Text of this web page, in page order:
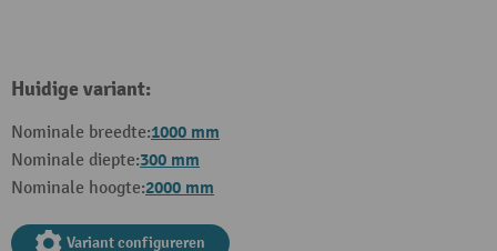
Huidige variant:
Nominale breedte:1000 mm
Nominale diepte:300 mm
Nominale hoogte:2000 mm
Variant configureren